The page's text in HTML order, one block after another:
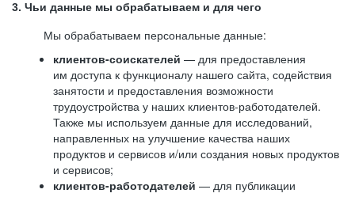
3. Чьи данные мы обрабатываем и для чего
Мы обрабатываем персональные данные:
клиентов-соискателей — для предоставления
им доступа к функционалу нашего сайта, содействия
занятости и предоставления возможности
трудоустройства у наших клиентов-работодателей.
Также мы используем данные для исследований,
направленных на улучшение качества наших
продуктов и сервисов и/или создания новых продуктов
и сервисов;
клиентов-работодателей — для публикации